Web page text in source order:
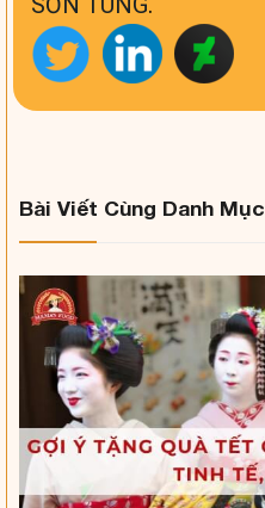
Bài Viết Cùng Danh Mục